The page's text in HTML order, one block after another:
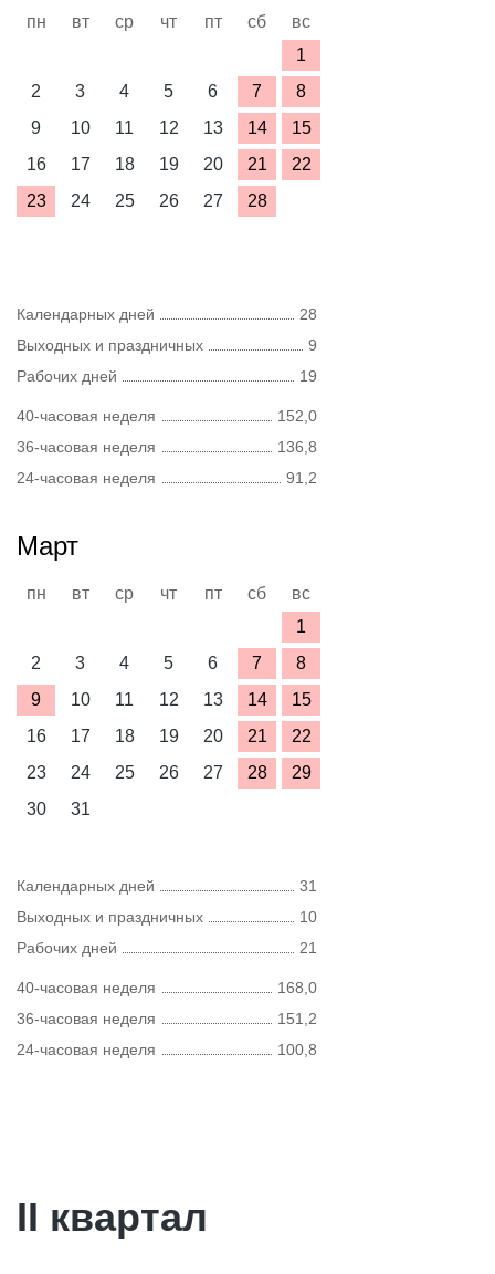
пн вт ср чт пт сб
вс
1
2
3 4 5 6 7
8
9
10 11 12 13 14
15
16
17 18 19 20 21
22
23
24 25 26 27 28
Календарных дней
28
Выходных и праздничных
9
Рабочих дней
19
40-часовая неделя
152,0
36-часовая неделя
136,8
24-часовая неделя
91,2
Март
пн вт ср чт пт сб
вс
1
2
3 4 5 6 7
8
9
10 11 12 13 14
15
16
17 18 19 20 21
22
23
24 25 26 27 28
29
30
31
Календарных дней
31
Выходных и праздничных
10
Рабочих дней
21
40-часовая неделя
168,0
36-часовая неделя
151,2
24-часовая неделя
100,8
II квартал